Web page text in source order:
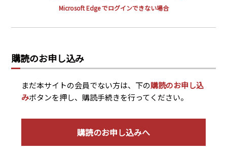
採用情報
瑞姆亜太能源諮問(北京)
Microsoft Edge でログインできない場合
購読のお申し込み
まだ本サイトの会員でない方は、下の購読のお申し込
みボタンを押し、購読手続きを行ってください。
購読のお申し込みへ